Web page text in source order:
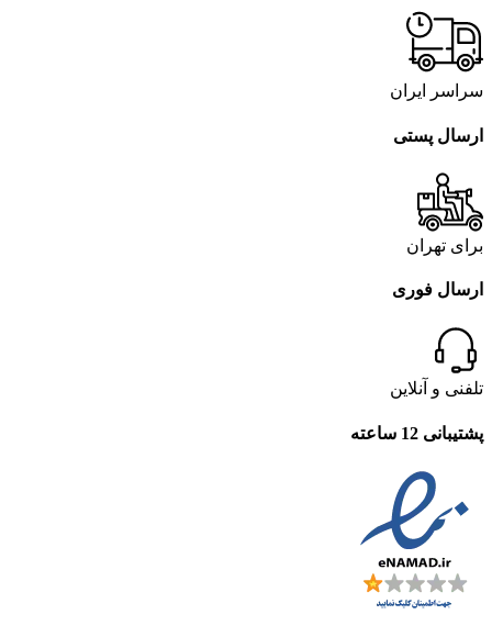
سراسر ایران
ارسال پستی
برای تهران
ارسال فوری
تلفنی و آنلاین
پشتیبانی 12 ساعته